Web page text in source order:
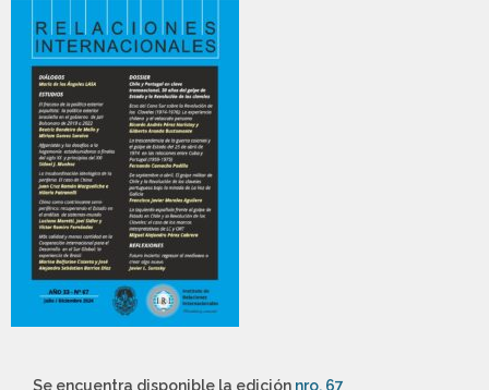
Se encuentra disponible la edición nro. 67